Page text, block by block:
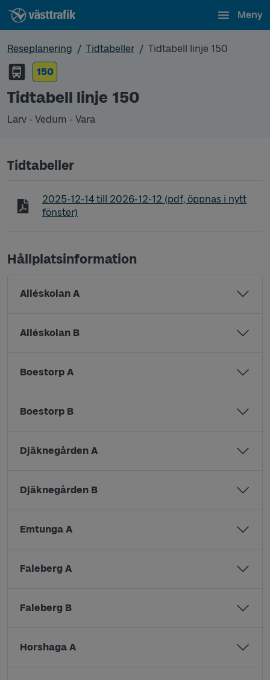
Meny
Reseplanering Tidtabeller
Tidtabell linje 150
150
Tidtabell linje 150
Larv - Vedum - Vara
Tidtabeller
Tidtabell linje 150 Larv - Vedum - Vara
2025-12-14 till 2026-12-12 (pdf, öppnas i nytt
fönster)
Hållplatsinformation
Alléskolan A
Alléskolan B
Boestorp A
Boestorp B
Djäknegården A
Djäknegården B
Emtunga A
Faleberg A
Faleberg B
Horshaga A